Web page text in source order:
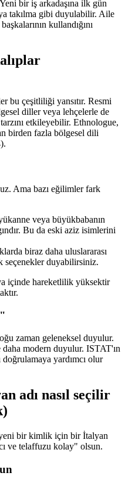
bir iş arkadaşına ilk gün
takılma gibi duyulabilir. Aile
kullandığını
bu çeşitliliği yansıtır. Resmi
diller veya lehçelerle de
etkileyebilir. Ethnologue,
birden fazla bölgesel dili
Ama bazı eğilimler fark
veya büyükbabanın
Bu da eski aziz isimlerini
biraz daha uluslararası
seçenekler duyabilirsiniz.
içinde hareketlilik yüksektir
zaman geleneksel duyulur.
daha modern duyulur. ISTAT'ın
doğrulamaya yardımcı olur
adı nasıl seçilir
bir kimlik için bir İtalyan
ve telaffuzu kolay" olsun.